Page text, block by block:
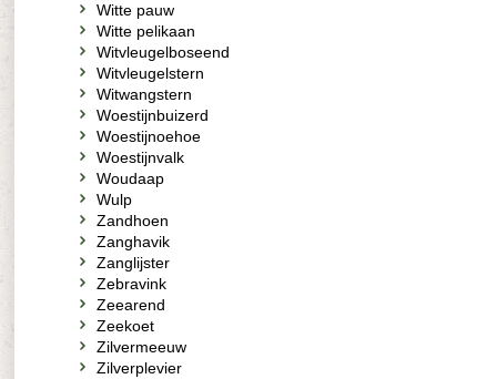
Witte pauw
Witte pelikaan
Witvleugelboseend
Witvleugelstern
Witwangstern
Woestijnbuizerd
Woestijnoehoe
Woestijnvalk
Woudaap
Wulp
Zandhoen
Zanghavik
Zanglijster
Zebravink
Zeearend
Zeekoet
Zilvermeeuw
Zilverplevier